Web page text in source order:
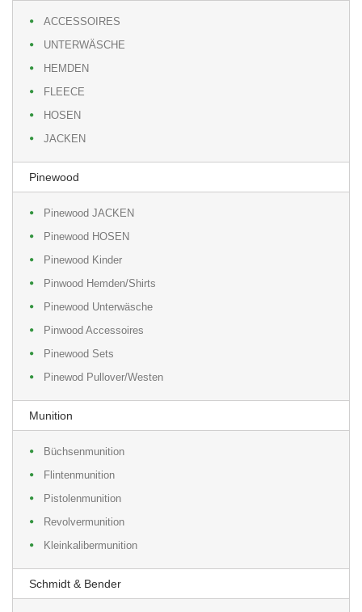
ACCESSOIRES
UNTERWÄSCHE
HEMDEN
FLEECE
HOSEN
JACKEN
Pinewood
Pinewood JACKEN
Pinewood HOSEN
Pinewood Kinder
Pinwood Hemden/Shirts
Pinewood Unterwäsche
Pinwood Accessoires
Pinewood Sets
Pinewod Pullover/Westen
Munition
Büchsenmunition
Flintenmunition
Pistolenmunition
Revolvermunition
Kleinkalibermunition
Schmidt & Bender